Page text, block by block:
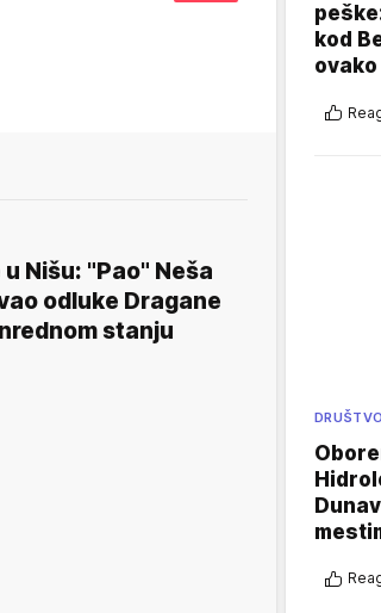
Nišu: "Pao" Neša
odluke Dragane
stanju
kod
DRUŠTVO